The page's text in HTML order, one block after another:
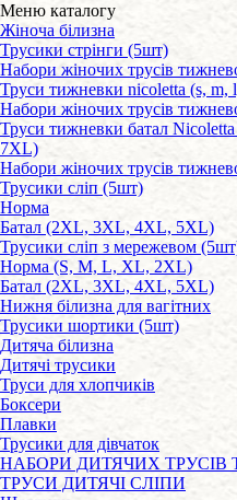
Меню каталогу
Жіноча білизна
Трусики стрінги (5шт)
Набори жіночих трусів
Труси тижневки nicoletta (s, m,
Набори жіночих трусів
Труси тижневки батал
7XL)
Набори жіночих трусів
Трусики сліп (5шт)
Норма
Батал (2XL, 3XL, 4XL, 5XL)
Трусики сліп з мережевом
Норма (S, M, L, XL, 2XL)
Батал (2XL, 3XL, 4XL, 5XL)
Нижня білизна для вагітних
Трусики шортики (5шт)
Дитяча білизна
Дитячі трусики
Труси для хлопчиків
Боксери
Плавки
Трусики для дівчаток
НАБОРИ ДИТЯЧИХ ТРУСІВ
ТРУСИ ДИТЯЧІ СЛІПИ